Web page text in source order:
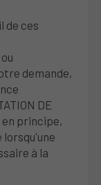
de ces
demande,
DE
en principe,
à la